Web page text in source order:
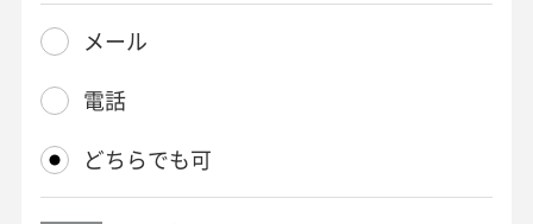
メール
電話
どちらでも可